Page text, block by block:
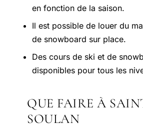
en fonction de la saison.
Il est possible de louer du
de snowboard sur place.
Des cours de ski et de
disponibles pour tous les
QUE FAIRE À
SOULAN